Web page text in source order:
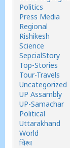
Politics
Press Media
Regional
Rishikesh
Science
SepcialStory
Top-Stories
Tour-Travels
Uncategorized
UP Assambly
UP-Samachar
Political
Uttarakhand
World
विश्व